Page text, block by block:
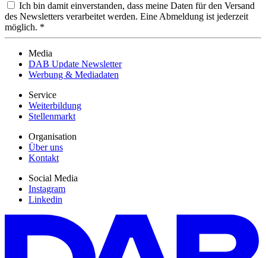
Ich bin damit einverstanden, dass meine Daten für den Versand
des Newsletters verarbeitet werden. Eine Abmeldung ist jederzeit
möglich. *
Media
DAB Update Newsletter
Werbung & Mediadaten
Service
Weiterbildung
Stellenmarkt
Organisation
Über uns
Kontakt
Social Media
Instagram
Linkedin